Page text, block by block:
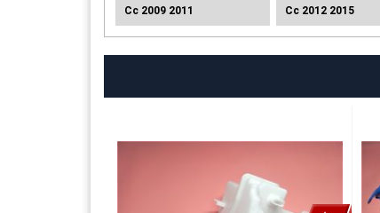
Cc 2009 2011 Cc 2012 2015